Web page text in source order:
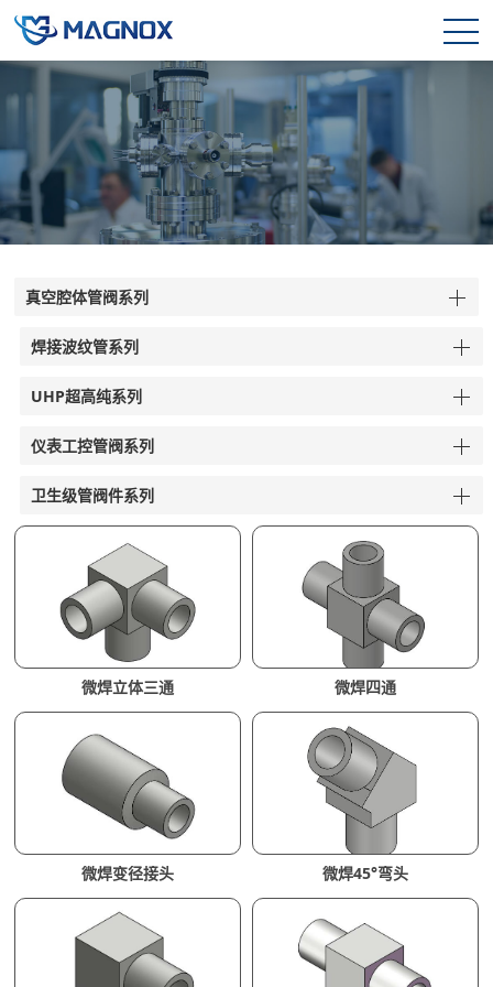
真空腔体管阀系列
焊接波纹管系列
UHP超高纯系列
仪表工控管阀系列
卫生级管阀件系列
微焊立体三通 微焊四通
微焊变径接头 微焊45°弯头